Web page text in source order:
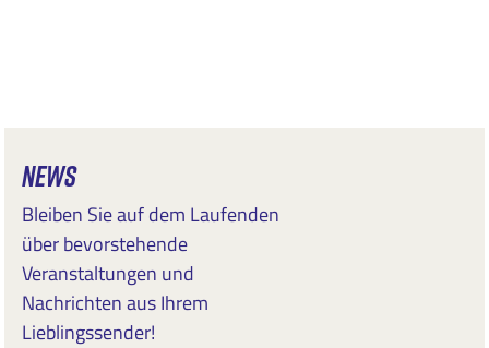
NEWS
Bleiben Sie auf dem Laufenden
über bevorstehende
Veranstaltungen und
Nachrichten aus Ihrem
Lieblingssender!